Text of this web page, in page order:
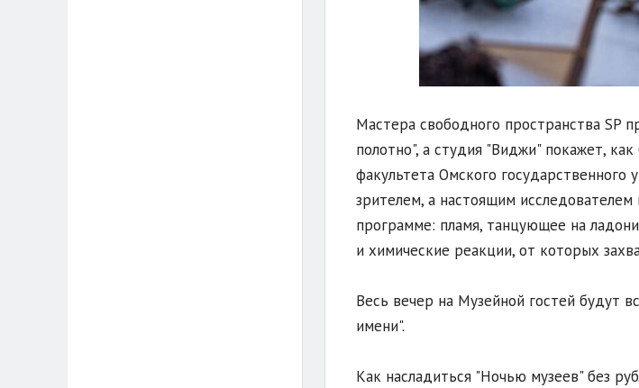
Мастера свободного пространства SP
полотно", а студия "Виджи" покажет,
факультета Омского
зрителем, а настоящим
программе: пламя, танцующее на
и химические реакции, от которых
Весь вечер на Музейной гостей будут
имени".
Как насладиться "Ночью музеев" без